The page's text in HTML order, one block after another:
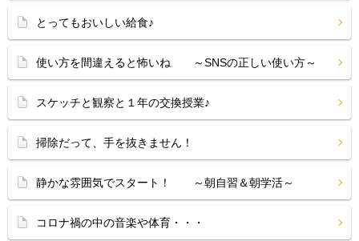
とってもおいしい給食♪
使い方を間違えると怖いね ～SNSの正しい使い方～
スケッチと観察と１年の交換授業♪
掃除だって、手を抜きません！
静かな雰囲気でスタート！ ～朝自習＆朝学活～
コロナ禍の中の音楽や体育・・・